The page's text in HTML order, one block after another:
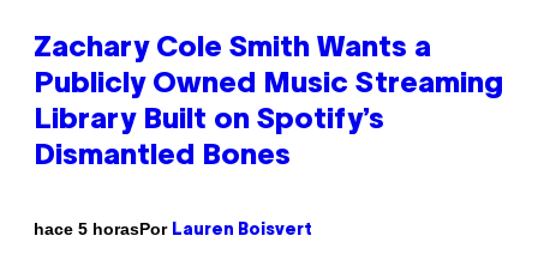
Zachary Cole Smith Wants a
Publicly Owned Music Streaming
Library Built on Spotify’s
Dismantled Bones
hace 5 horasPor Lauren Boisvert